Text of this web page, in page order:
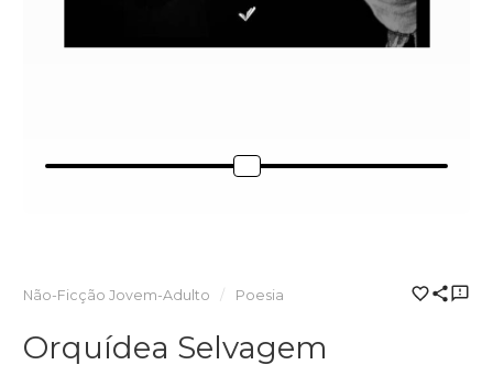
Não-Ficção Jovem-Adulto Poesia
Orquídea Selvagem